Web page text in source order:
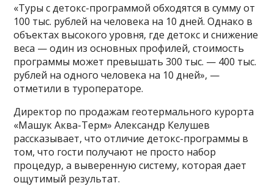
«Туры с детокс-программой обходятся в сумму от
100 тыс. рублей на человека на 10 дней. Однако в
объектах высокого уровня, где детокс и снижение
веса — один из основных профилей, стоимость
программы может превышать 300 тыс. — 400 тыс.
рублей на одного человека на 10 дней», —
отметили в туроператоре.
Директор по продажам геотермального курорта
«Машук Аква-Терм» Александр Келушев
рассказывает, что отличие детокс-программы в
том, что гости получают не просто набор
процедур, а выверенную систему, которая дает
ощутимый результат.